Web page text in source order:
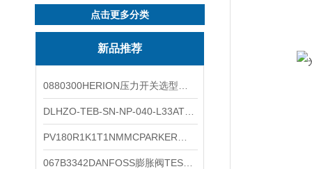
点击更多分类
新品推荐